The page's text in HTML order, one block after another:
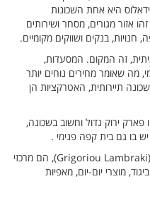
היא אחת השכונות
אזור מגורים, מסחר ושירותים
בנקים ושווקים מקומיים.
זה המקום. המסעדות,
מה שאומר מחירים נוחים יותר
תיירותית, האטרקציות הן
פארק ירוק גדול וחשוב בשכונה,
בו גם בית קפה פנימי .
הרחובות הראשיים, כגון גרגוריו למבראקי (Grigoriou Lambraki), הם מרכזי
מוצרי יום-יום, מאפיות